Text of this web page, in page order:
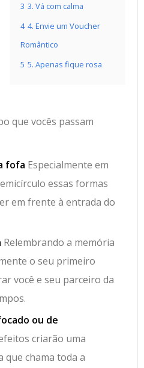
3 3. Vá com calma
4 4. Envie um Voucher
Romântico
5 5. Apenas fique rosa
que vocês passam
fofa Especialmente em
essas formas
em frente à entrada do
Relembrando a memória
o seu primeiro
você e seu parceiro da
ou de
criarão uma
que chama toda a